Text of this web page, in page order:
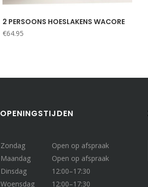
2 PERSOONS HOESLAKENS WACORE
€64.95
OPENINGSTIJDEN
Zondag
Open op afspraak
Maandag
Open op afspraak
Dinsdag
12:00–17:30
Woensdag
12:00–17:30